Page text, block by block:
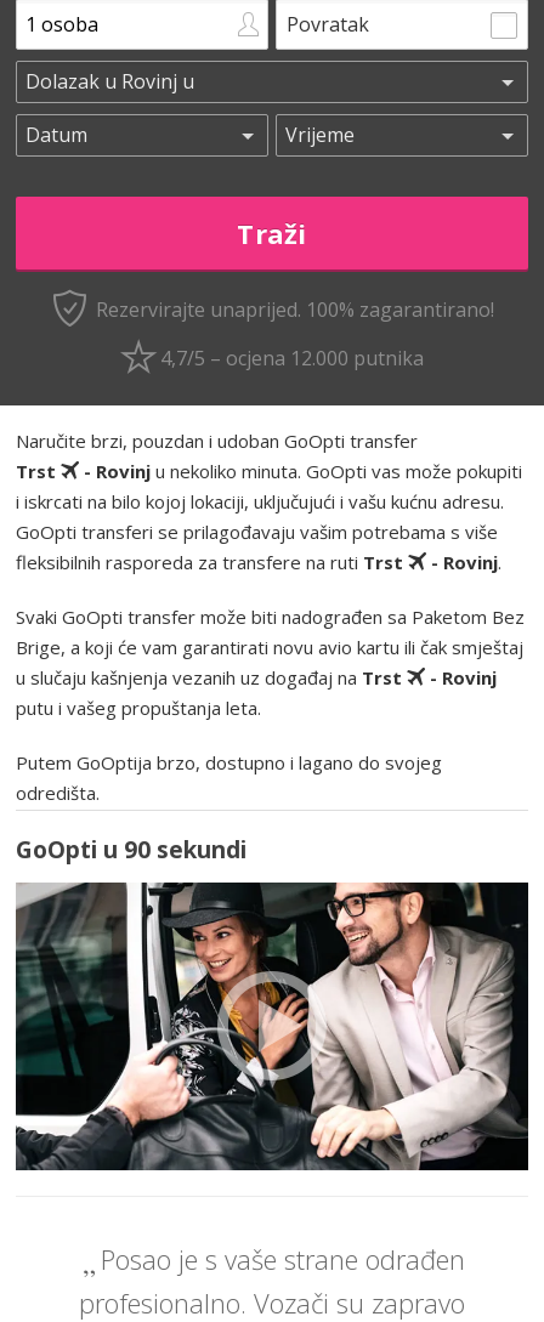
Povratak
Rezervirajte unaprijed. 100% zagarantirano!
4,7/5 – ocjena 12.000 putnika
Naručite brzi, pouzdan i udoban GoOpti transfer
Trst
- Rovinj u nekoliko minuta. GoOpti vas može pokupiti
i iskrcati na bilo kojoj lokaciji, uključujući i vašu kućnu adresu.
GoOpti transferi se prilagođavaju vašim potrebama s više
fleksibilnih rasporeda za transfere na ruti Trst - Rovinj.
Svaki GoOpti transfer može biti nadograđen sa Paketom Bez
Brige, a koji će vam garantirati novu avio kartu ili čak smještaj
u slučaju kašnjenja vezanih uz događaj na Trst
- Rovinj
putu i vašeg propuštanja leta.
Putem GoOptija brzo, dostupno i lagano do svojeg
odredišta.
GoOpti u 90 sekundi
Posao je s vaše strane odrađen
profesionalno. Vozači su zapravo